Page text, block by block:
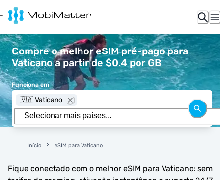
Compre o melhor eSIM pré-pago para
Vaticano a partir de $0.4 por GB
Funciona em
🇻🇦 Vaticano
Início eSIM para Vaticano
Fique conectado com o melhor eSIM para Vaticano: sem